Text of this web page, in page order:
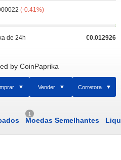
(-0.41%)
de 24h €0.012926
by CoinPaprika
Vender Corretora
1
Moedas Semelhantes